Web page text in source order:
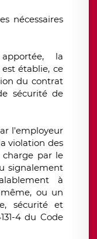
nécessaires
la
établie, ce
du contrat
sécurité de
l'employeur
violation des
charge par le
signalement
à
ou un
sécurité et
4 du Code